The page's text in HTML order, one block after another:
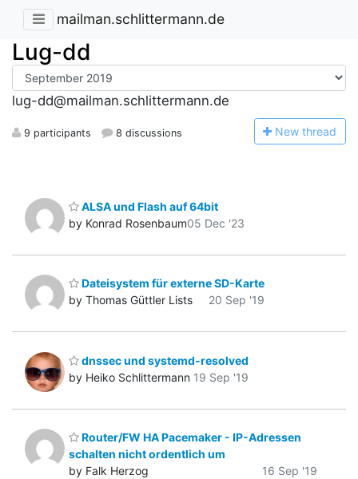
mailman.schlittermann.de
Lug-dd
lug-dd@mailman.schlittermann.de
9 participants 8 discussions New thread
ALSA und Flash auf 64bit
by Konrad Rosenbaum05 Dec '23
Dateisystem für externe SD-Karte
by Thomas Güttler Lists
20 Sep '19
dnssec und systemd-resolved
by Heiko Schlittermann 19 Sep '19
Router/FW HA Pacemaker - IP-Adressen
schalten nicht ordentlich um
by Falk Herzog
16 Sep '19